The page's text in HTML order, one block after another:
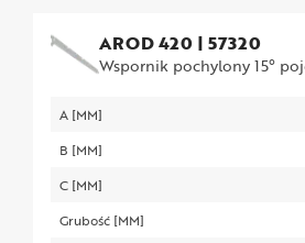
AROD 420 | 57320
Wspornik pochylony 15°
A [MM]
B [MM]
C [MM]
Grubość [MM]